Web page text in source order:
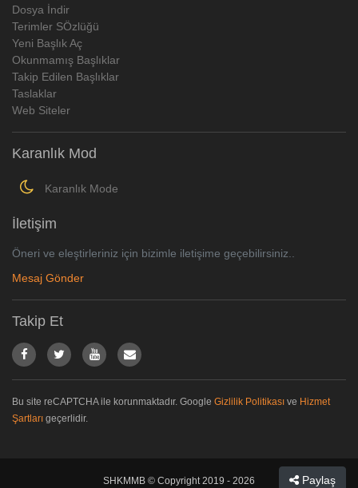
Dosya İndir
Terimler SÖzlüğü
Yeni Başlık Aç
Okunmamış Başlıklar
Takip Edilen Başlıklar
Taslaklar
Web Siteler
Karanlık Mod
Karanlık Mode
İletişim
Öneri ve eleştirleriniz için bizimle iletişime geçebilirsiniz..
Mesaj Gönder
Takip Et
Bu site reCAPTCHA ile korunmaktadır. Google Gizlilik Politikası ve Hizmet
Şartları geçerlidir.
Paylaş
SHKMMB © Copyright 2019 - 2026